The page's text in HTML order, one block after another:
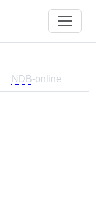
NDB-online